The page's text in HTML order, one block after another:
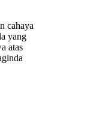
cahaya
yang
atas